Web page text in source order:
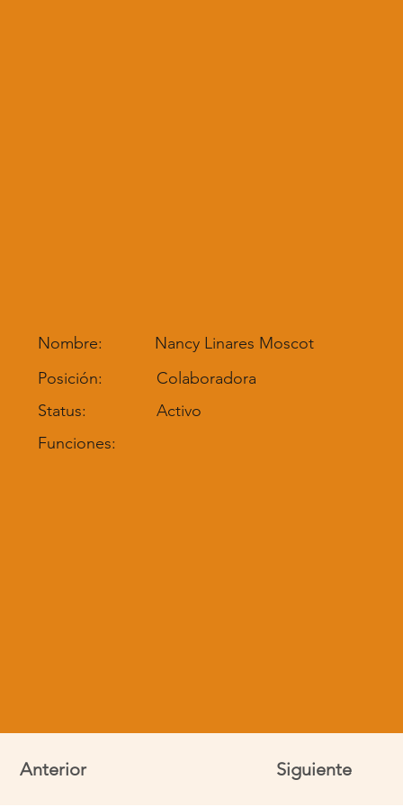
Anterior Siguiente
Nancy Linares Moscot
Nombre:
Colaboradora
Posición:
Activo
Status:
Funciones: